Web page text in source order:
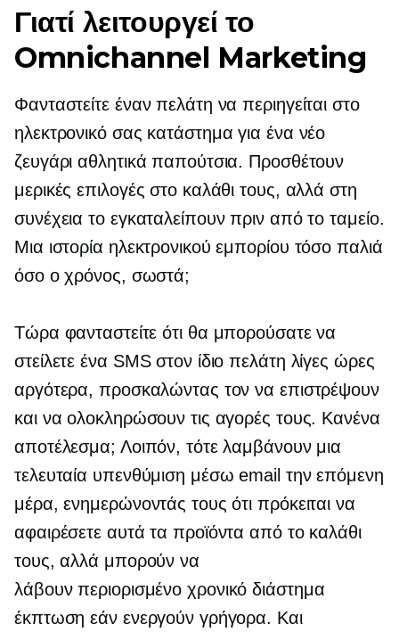
Γιατί λειτουργεί το
Omnichannel Marketing
Φανταστείτε έναν πελάτη να περιηγείται στο
ηλεκτρονικό σας κατάστημα για ένα νέο
ζευγάρι αθλητικά παπούτσια. Προσθέτουν
μερικές επιλογές στο καλάθι τους, αλλά στη
συνέχεια το εγκαταλείπουν πριν από το ταμείο.
Μια ιστορία ηλεκτρονικού εμπορίου τόσο παλιά
όσο ο χρόνος, σωστά;
Τώρα φανταστείτε ότι θα μπορούσατε να
στείλετε ένα SMS στον ίδιο πελάτη λίγες ώρες
αργότερα, προσκαλώντας τον να επιστρέψουν
και να ολοκληρώσουν τις αγορές τους. Κανένα
αποτέλεσμα; Λοιπόν, τότε λαμβάνουν μια
τελευταία υπενθύμιση μέσω email την επόμενη
μέρα, ενημερώνοντάς τους ότι πρόκειται να
αφαιρέσετε αυτά τα προϊόντα από το καλάθι
τους, αλλά μπορούν να
λάβουνπεριορισμένο χρονικό διάστημα
έκπτωση εάν ενεργούν γρήγορα. Και